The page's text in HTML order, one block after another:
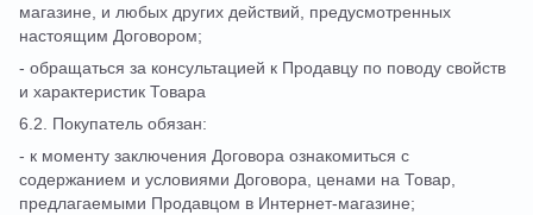
магазине, и любых других действий, предусмотренных
настоящим Договором;
- обращаться за консультацией к Продавцу по поводу свойств
и характеристик Товара
6.2. Покупатель обязан:
- к моменту заключения Договора ознакомиться с
содержанием и условиями Договора, ценами на Товар,
предлагаемыми Продавцом в Интернет-магазине;